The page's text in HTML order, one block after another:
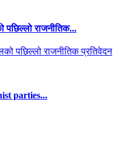
पछिल्लो राजनीतिक...
parties...